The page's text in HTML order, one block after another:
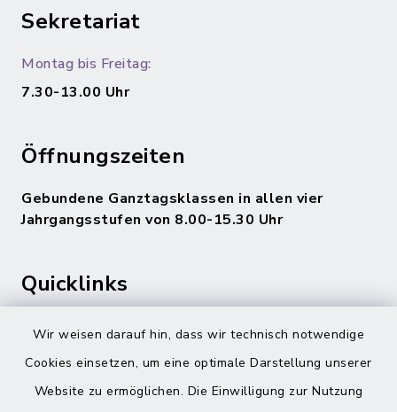
Wir weisen darauf hin, dass wir technisch notwendige
Cookies einsetzen, um eine optimale Darstellung unserer
Website zu ermöglichen. Die Einwilligung zur Nutzung
Sekretariat
Montag bis Freitag:
7.30-13.00 Uhr
Öffnungszeiten
Gebundene Ganztagsklassen in allen vier
Jahrgangsstufen von 8.00-15.30 Uhr
Quicklinks
Gemeinde Adelsdorf
inixmedia